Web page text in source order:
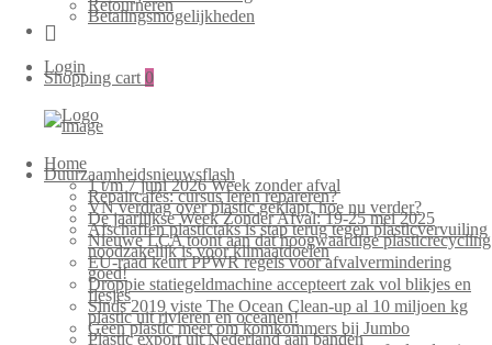
Retourneren
Betalingsmogelijkheden
Login
Shopping cart 0
Home
Duurzaamheidsnieuwsflash
1 t/m 7 juni 2026 Week zonder afval
Repaircafés: cursus leren repareren?
VN verdrag over plastic geklapt, hoe nu verder?
De jaarlijkse Week Zonder Afval: 19-25 mei 2025
Afschaffen plastictaks is stap terug tegen plasticvervuiling
Nieuwe LCA toont aan dat hoogwaardige plasticrecycling
noodzakelijk is voor klimaatdoelen
EU-raad keurt PPWR regels voor afvalvermindering
goed!
Droppie statiegeldmachine accepteert zak vol blikjes en
flesjes
Sinds 2019 viste The Ocean Clean-up al 10 miljoen kg
plastic uit rivieren en oceanen!
Geen plastic meer om komkommers bij Jumbo
Plastic export uit Nederland aan banden